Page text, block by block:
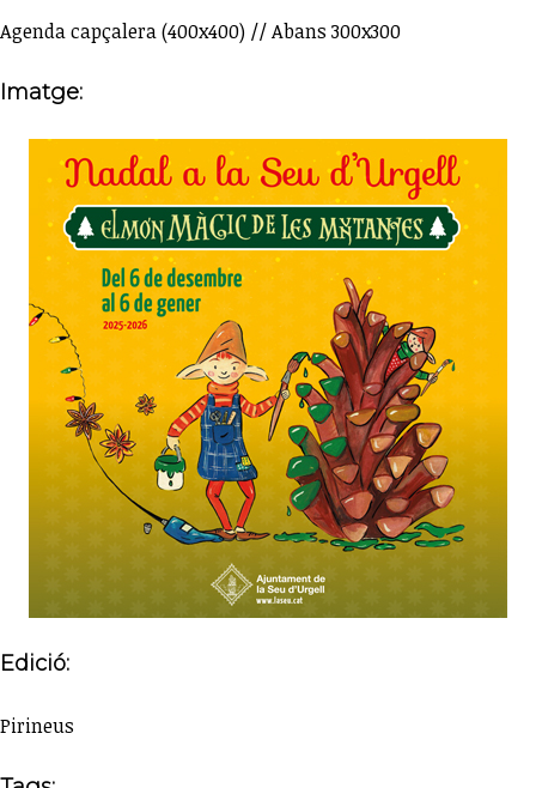
Agenda capçalera (400x400) // Abans 300x300
Imatge:
Edició:
Pirineus